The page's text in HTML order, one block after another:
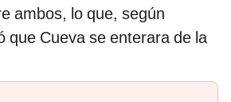
ambos, lo que, según
que Cueva se enterara de la